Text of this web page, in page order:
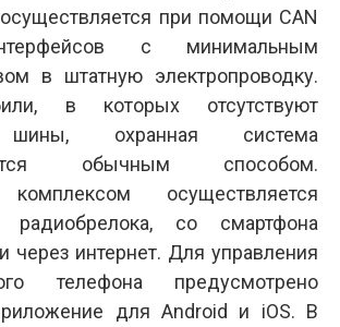
при помощи CAN
с минимальным
в штатную электропроводку.
в которых отсутствуют
охранная система
обычным способом.
осуществляется
радиобрелока, со смартфона
через интернет. Для управления
телефона предусмотрено
для Android и iOS. В